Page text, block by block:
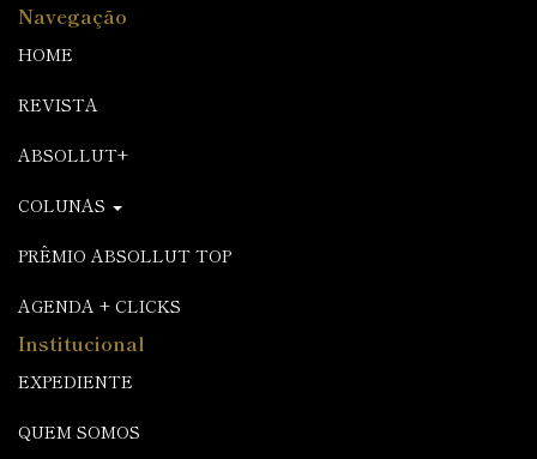
Navegação
HOME
REVISTA
ABSOLLUT+
COLUNAS
PRÊMIO ABSOLLUT TOP
AGENDA + CLICKS
Institucional
EXPEDIENTE
QUEM SOMOS